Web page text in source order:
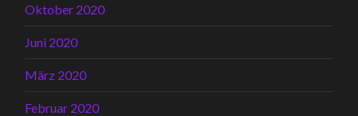
Oktober 2020
Juni 2020
März 2020
Februar 2020